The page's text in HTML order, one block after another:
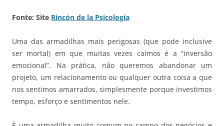
Fonte: Site Rincón de la Psicología
Uma das armadilhas mais perigosas (que pode inclusive
ser mortal) em que muitas vezes caímos é a “inversão
emocional”. Na prática, não queremos abandonar um
projeto, um relacionamento ou qualquer outra coisa a que
nos sentimos amarrados, simplesmente porque investimos
tempo, esforço e sentimentos nele.